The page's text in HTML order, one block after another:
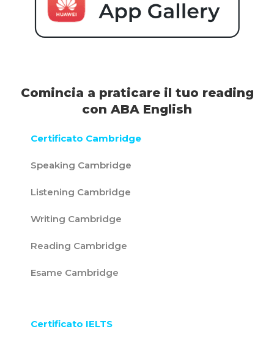
Comincia a praticare il tuo reading
con ABA English
Certificato Cambridge
Speaking Cambridge
Listening Cambridge
Writing Cambridge
Reading Cambridge
Esame Cambridge
Certificato IELTS